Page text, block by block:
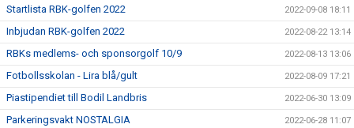
Startlista RBK-golfen 2022 2022-09-08 18:11
Inbjudan RBK-golfen 2022 2022-08-22 13:14
RBKs medlems- och sponsorgolf 10/9 2022-08-13 13:06
Fotbollsskolan - Lira blå/gult 2022-08-09 17:21
Piastipendiet till Bodil Landbris 2022-06-30 13:09
Parkeringsvakt NOSTALGIA 2022-06-28 11:07